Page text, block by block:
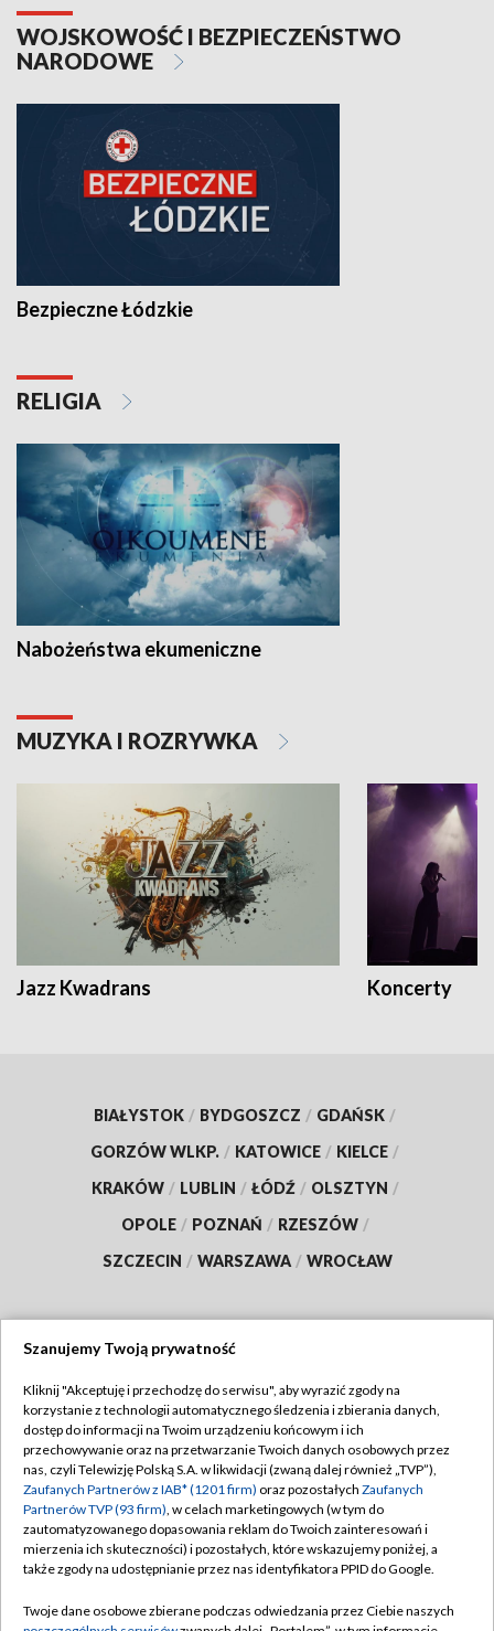
WOJSKOWOŚĆ I BEZPIECZEŃSTWO
NARODOWE
Bezpieczne Łódzkie
RELIGIA
Nabożeństwa ekumeniczne
MUZYKA I ROZRYWKA
Jazz Kwadrans Koncerty
BIAŁYSTOK / BYDGOSZCZ / GDAŃSK /
GORZÓW WLKP. / KATOWICE / KIELCE /
KRAKÓW / LUBLIN / ŁÓDŹ / OLSZTYN /
OPOLE / POZNAŃ / RZESZÓW /
SZCZECIN / WARSZAWA / WROCŁAW
TVP
Abonament TVP
Emisja w TVP
Centrum informacji TVP
Naziemna Telewizja Cyfrowa
Regulamin TVP
Polityka prywatności
Moje zgody
Pomoc
Szanujemy Twoją prywatność
Kliknij "Akceptuję i przechodzę do serwisu", aby wyrazić zgody na
korzystanie z technologii automatycznego śledzenia i zbierania danych,
dostęp do informacji na Twoim urządzeniu końcowym i ich
przechowywanie oraz na przetwarzanie Twoich danych osobowych przez
nas, czyli Telewizję Polską S.A. w likwidacji (zwaną dalej również „TVP”),
Zaufanych Partnerów z IAB* (1201 firm) oraz pozostałych Zaufanych
Partnerów TVP (93 firm), w celach marketingowych (w tym do
zautomatyzowanego dopasowania reklam do Twoich zainteresowań i
mierzenia ich skuteczności) i pozostałych, które wskazujemy poniżej, a
także zgody na udostępnianie przez nas identyfikatora PPID do Google.
Twoje dane osobowe zbierane podczas odwiedzania przez Ciebie naszych